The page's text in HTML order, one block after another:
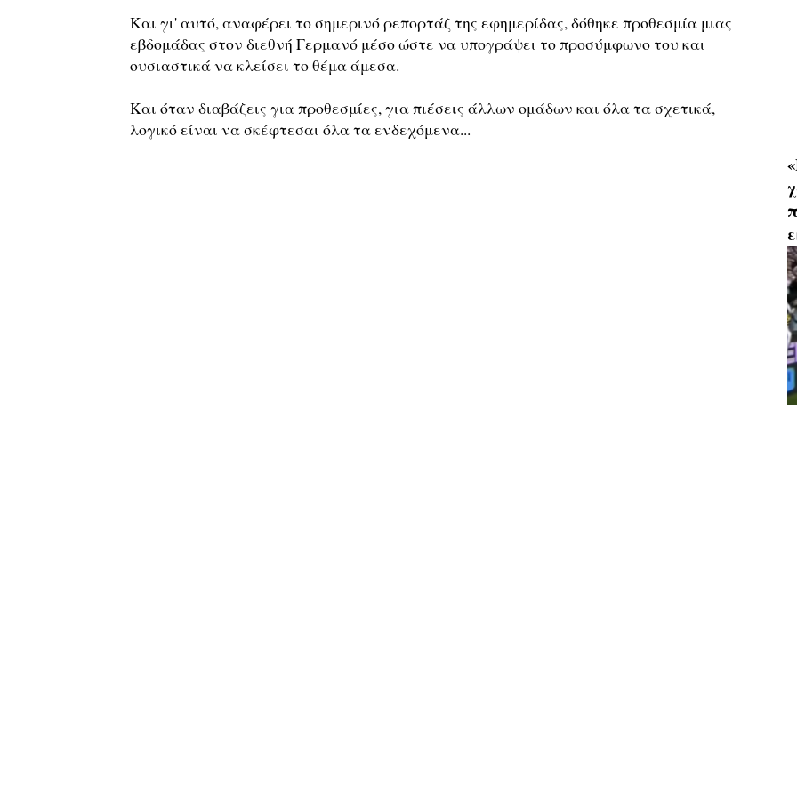
Και γι' αυτό, αναφέρει το σημερινό ρεπορτάζ της εφημερίδας, δόθηκε προθεσμία μιας
εβδομάδας στον διεθνή Γερμανό μέσο ώστε να υπογράψει το προσύμφωνο του και
ουσιαστικά να κλείσει το θέμα άμεσα.
Και όταν διαβάζεις για προθεσμίες, για πιέσεις άλλων ομάδων και όλα τα σχετικά,
λογικό είναι να σκέφτεσαι όλα τα ενδεχόμενα...